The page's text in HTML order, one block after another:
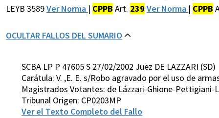
LEYB 3589Ver Norma | CPPB Art. 239 Ver Norma | CPPB
OCULTAR FALLOS DEL SUMARIO
SCBA LP P 47605 S 27/02/2002 Juez DE LAZZARI (SD)
Carátula: V. ,E. E. s/Robo agravado por el uso de
Magistrados Votantes: de Lázzari-Ghione-Pettigiani-
Tribunal Origen: CP0203MP
Ver el Texto Completo del Fallo